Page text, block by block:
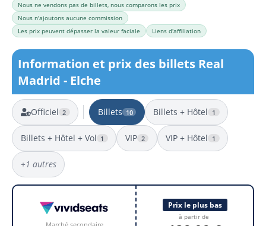
Nous ne vendons pas de billets, nous comparons les prix
Nous n'ajoutons aucune commission
Les prix peuvent dépasser la valeur faciale
Liens d'affiliation
Information et prix des billets Real
Madrid - Elche
Officiel 2 Billets 10 Billets + Hôtel 1
Billets + Hôtel + Vol 1 VIP 2 VIP + Hôtel 1
+1 autres
10 résultats
Prix le plus bas
à partir de